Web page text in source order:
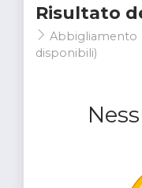
Risultato
Abbigliamento
disponibili)